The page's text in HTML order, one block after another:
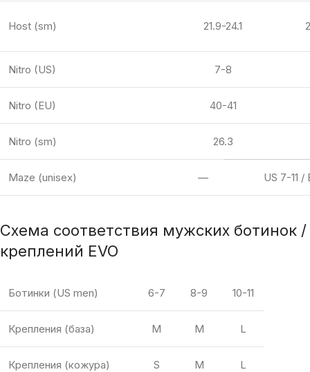
Host (sm) 21.9-24.1
Nitro (US) 7-8
Nitro (EU) 40-41
Nitro (sm) 26.3
Maze (unisex) — US 7-11
Схема соответствия мужских ботинок /
креплений EVO
Ботинки (US men) 6-7 8-9 10-11
Крепления (база) M M L
Крепления (кожура) S M L